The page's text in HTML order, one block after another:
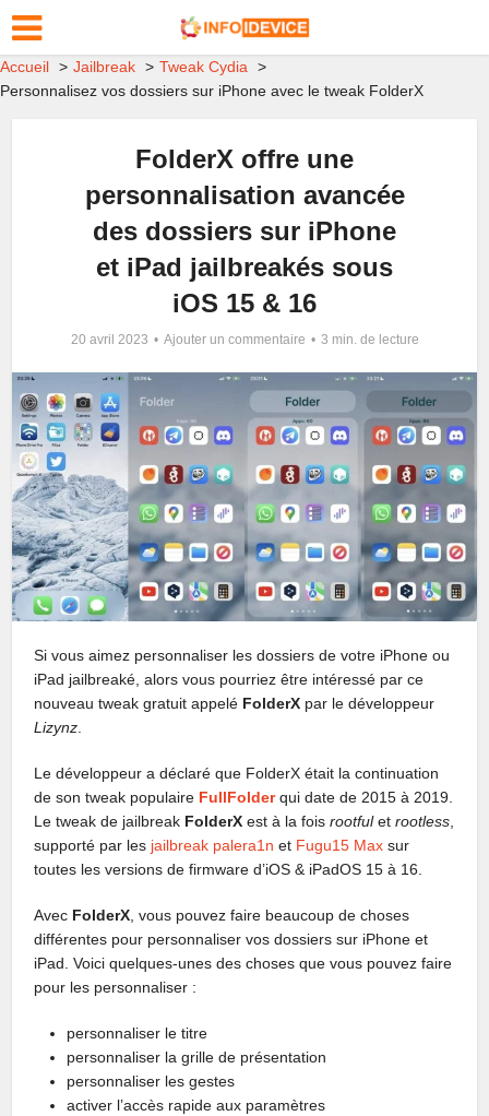
Accueil Jailbreak
Tweak Cydia
Personnalisez vos dossiers sur iPhone avec le tweak FolderX
FolderX offre une
personnalisation avancée
des dossiers sur iPhone
et iPad jailbreakés sous
iOS 15 & 16
20 avril 2023 Ajouter un commentaire 3 min. de lecture
Si vous aimez personnaliser les dossiers de votre iPhone ou
iPad jailbreaké, alors vous pourriez être intéressé par ce
nouveau tweak gratuit appelé FolderX par le développeur
Lizynz.
Le développeur a déclaré que FolderX était la continuation
de son tweak populaire FullFolderqui date de 2015 à 2019.
Le tweak de jailbreak FolderX est à la foisrootfuletrootless,
supporté par les jailbreak palera1n et Fugu15 Max sur
toutes les versions de firmware d’iOS & iPadOS 15 à 16.
Avec FolderX, vous pouvez faire beaucoup de choses
différentes pour personnaliser vos dossiers sur iPhone et
iPad. Voici quelques-unes des choses que vous pouvez faire
pour les personnaliser :
personnaliser le titre
personnaliser la grille de présentation
personnaliser les gestes
activer l’accès rapide aux paramètres